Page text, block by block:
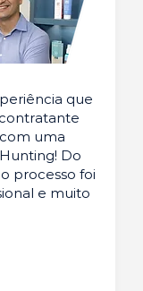
que
uma
Do
processo foi
e muito